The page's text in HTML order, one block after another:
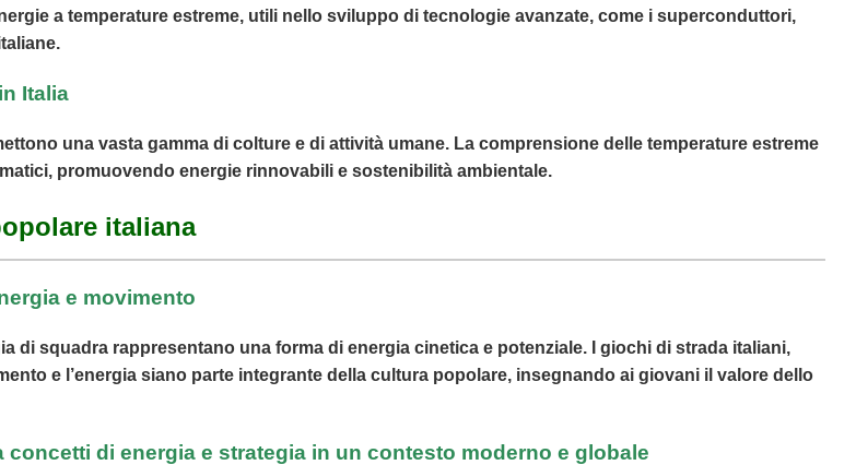
a temperature estreme, utili nello sviluppo di tecnologie avanzate, come i superconduttori,
Italia
una vasta gamma di colture e di attività umane. La comprensione delle temperature estreme
promuovendo energie rinnovabili e sostenibilità ambientale.
italiana
e movimento
di squadra rappresentano una forma di energia cinetica e potenziale. I giochi di strada italiani,
e l’energia siano parte integrante della cultura popolare, insegnando ai giovani il valore dello
di energia e strategia in un contesto moderno e globale